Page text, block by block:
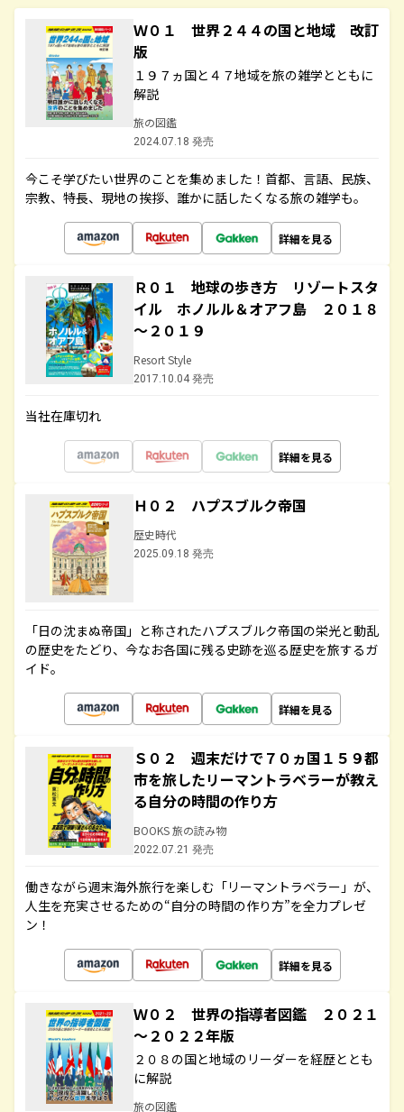
Ｗ０１ 世界２４４の国と地域 改訂
版
１９７ヵ国と４７地域を旅の雑学とともに
解説
旅の図鑑
2024.07.18 発売
今こそ学びたい世界のことを集めました！首都、言語、民族、
宗教、特長、現地の挨拶、誰かに話したくなる旅の雑学も。
詳細を見る
Ｒ０１ 地球の歩き方 リゾートスタ
イル ホノルル＆オアフ島 ２０１８
～２０１９
Resort Style
2017.10.04 発売
当社在庫切れ
詳細を見る
Ｈ０２ ハプスブルク帝国
歴史時代
2025.09.18 発売
「日の沈まぬ帝国」と称されたハプスブルク帝国の栄光と動乱
の歴史をたどり、今なお各国に残る史跡を巡る歴史を旅するガ
イド。
詳細を見る
Ｓ０２ 週末だけで７０ヵ国１５９都
市を旅したリーマントラベラーが教え
る自分の時間の作り方
BOOKS 旅の読み物
2022.07.21 発売
働きながら週末海外旅行を楽しむ「リーマントラベラー」が、
人生を充実させるための“自分の時間の作り方”を全力プレゼ
ン！
詳細を見る
Ｗ０２ 世界の指導者図鑑 ２０２１
～２０２２年版
２０８の国と地域のリーダーを経歴ととも
に解説
旅の図鑑